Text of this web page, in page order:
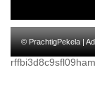
© PrachtigPekela |